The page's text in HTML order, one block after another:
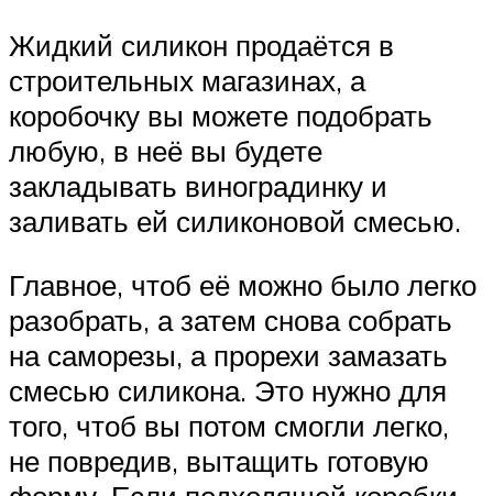
Жидкий силикон продаётся в
строительных магазинах, а
коробочку вы можете подобрать
любую, в неё вы будете
закладывать виноградинку и
заливать ей силиконовой смесью.
Главное, чтоб её можно было легко
разобрать, а затем снова собрать
на саморезы, а прорехи замазать
смесью силикона. Это нужно для
того, чтоб вы потом смогли легко,
не повредив, вытащить готовую